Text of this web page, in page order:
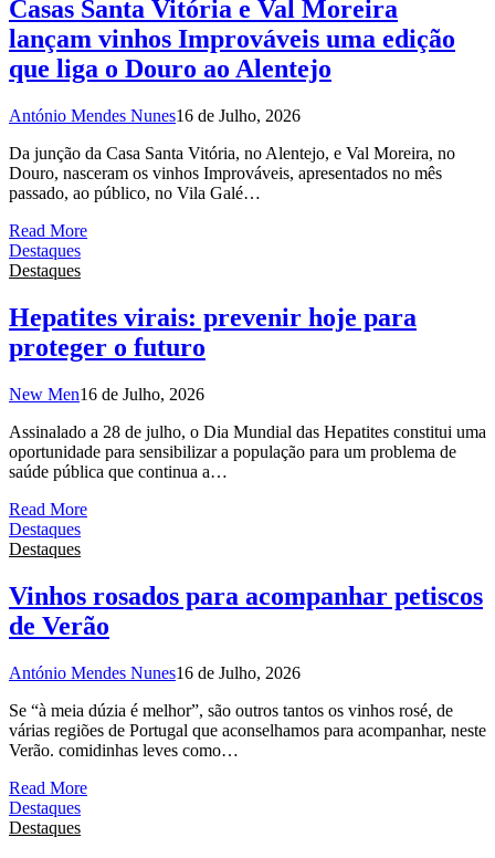
Casas Santa Vitória e Val Moreira
lançam vinhos Improváveis uma edição
que liga o Douro ao Alentejo
António Mendes Nunes16 de Julho, 2026
Da junção da Casa Santa Vitória, no Alentejo, e Val Moreira, no
Douro, nasceram os vinhos Improváveis, apresentados no mês
passado, ao público, no Vila Galé…
Read More
Destaques
Destaques
Hepatites virais: prevenir hoje para
proteger o futuro
New Men16 de Julho, 2026
Assinalado a 28 de julho, o Dia Mundial das Hepatites constitui uma
oportunidade para sensibilizar a população para um problema de
saúde pública que continua a…
Read More
Destaques
Destaques
Vinhos rosados para acompanhar petiscos
de Verão
António Mendes Nunes16 de Julho, 2026
Se “à meia dúzia é melhor”, são outros tantos os vinhos rosé, de
várias regiões de Portugal que aconselhamos para acompanhar, neste
Verão. comidinhas leves como…
Read More
Destaques
Destaques